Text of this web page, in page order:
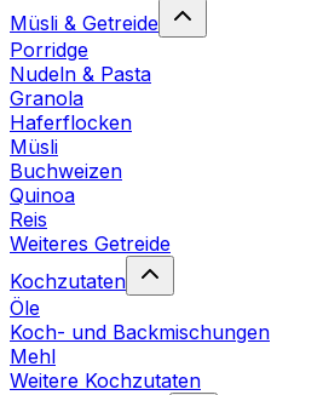
Müsli & Getreide
Porridge
Nudeln & Pasta
Granola
Haferflocken
Müsli
Buchweizen
Quinoa
Reis
Weiteres Getreide
Kochzutaten
Öle
Koch- und Backmischungen
Mehl
Weitere Kochzutaten